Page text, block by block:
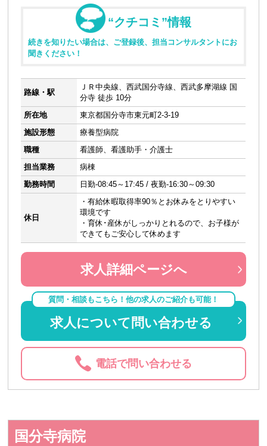
“クチコミ”情報
続きを知りたい場合は、ご登録後、担当コンサルタントにお
聞きください！
路線・駅
ＪＲ中央線、西武国分寺線、西武多摩湖線 国
分寺 徒歩 10分
所在地
東京都国分寺市東元町2-3-19
施設形態
療養型病院
職種
看護師、看護助手・介護士
担当業務
病棟
勤務時間
日勤-08:45～17:45 / 夜勤-16:30～09:30
休日
・有給休暇取得率90％とお休みをとりやすい
環境です
・育休･産休がしっかりとれるので、お子様が
できてもご安心して休めます
求人詳細ページへ
質問・相談もこちら！他の求人のご紹介も可能！
求人について問い合わせる
電話で問い合わせる
国分寺病院